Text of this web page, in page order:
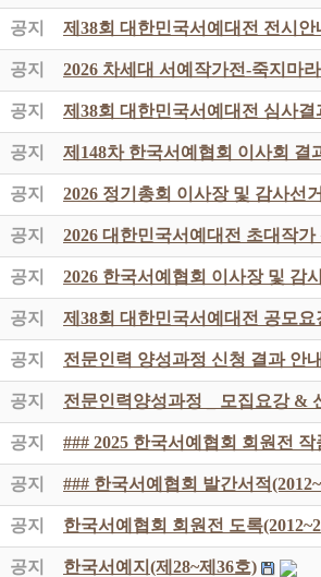
공지 제38회 대한민국서예대전 전시안
공지 2026 차세대 서예작가전-죽지마
공지 제38회 대한민국서예대전 심사결
공지 제148차 한국서예협회 이사회 결
공지 2026 정기총회 이사장 및 감사선
공지 2026 대한민국서예대전 초대작가
공지 2026 한국서예협회 이사장 및 감
공지 제38회 대한민국서예대전 공모요
공지 전문인력 양성과정 신청 결과 안내
공지 전문인력양성과정 _ 모집요강 &
공지 ### 2025 한국서예협회 회원전 작
공지 ### 한국서예협회 발간서적
공지 한국서예협회 회원전 도록
공지 한국서예지(제28~제36호)